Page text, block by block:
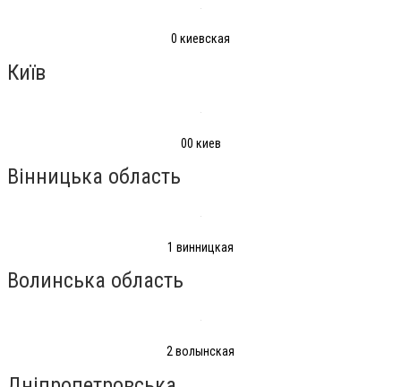
0 киевская
Київ
00 киев
Вінницька область
1 винницкая
Волинська область
2 волынская